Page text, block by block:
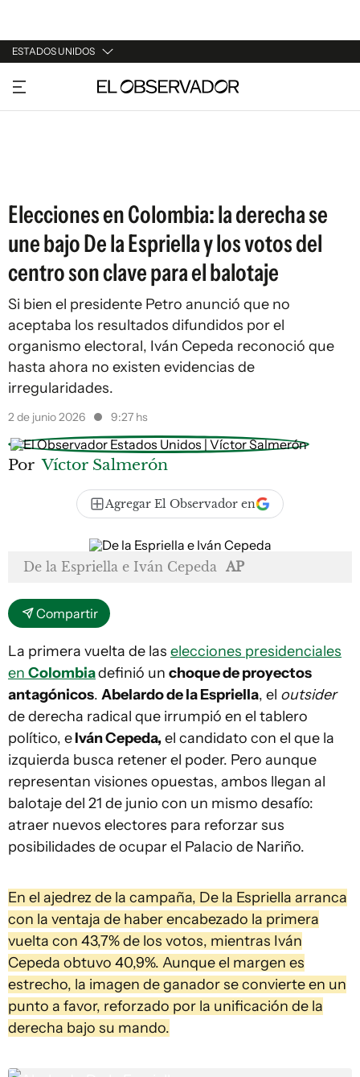
ESTADOS UNIDOS
URUGUAY
ARGENTINA
Elecciones en Colombia: la derecha se
une bajo De la Espriella y los votos del
centro son clave para el balotaje
Si bien el presidente Petro anunció que no
aceptaba los resultados difundidos por el
organismo electoral, Iván Cepeda reconoció que
hasta ahora no existen evidencias de
irregularidades.
2 de junio 2026 9:27 hs
Por Víctor Salmerón
Agregar El Observador en
De la Espriella e Iván Cepeda AP
Compartir
La primera vuelta de las elecciones presidenciales
en Colombiadefinió un choque de proyectos
antagónicos. Abelardo de la Espriella, el outsider
de derecha radical que irrumpió en el tablero
político, eIván Cepeda, el candidato con el que la
izquierda busca retener el poder. Pero aunque
representan visiones opuestas, ambos llegan al
balotaje del 21 de junio con un mismo desafío:
atraer nuevos electores para reforzar sus
posibilidades de ocupar el Palacio de Nariño.
En el ajedrez de la campaña, De la Espriella arranca
con la ventaja de haber encabezado la primera
vuelta con 43,7% de los votos, mientras Iván
Cepeda obtuvo 40,9%. Aunque el margen es
estrecho, la imagen de ganador se convierte en un
punto a favor, reforzado por la unificación de la
derecha bajo su mando.